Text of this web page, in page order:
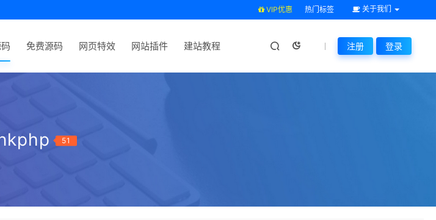
VIP优惠 热门标签 关于我们
免费源码 网页特效 网站插件 建站教程 注册 登录
51